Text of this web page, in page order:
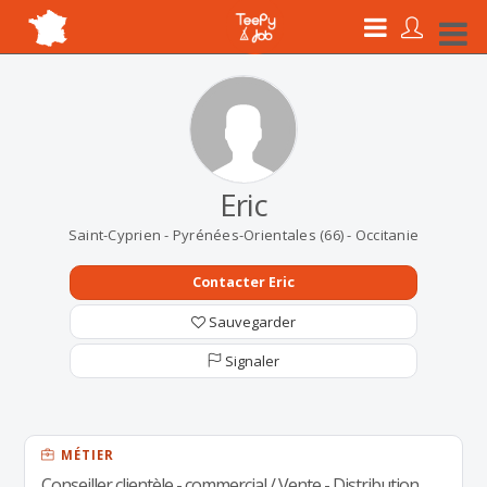
Eric
Saint-Cyprien - Pyrénées-Orientales (66) - Occitanie
Contacter Eric
Sauvegarder
Signaler
MÉTIER